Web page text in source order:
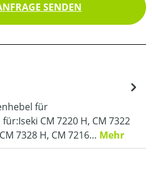
SENDEN
für
CM 7220 H, CM 7322
7328 H, CM 7216… Mehr